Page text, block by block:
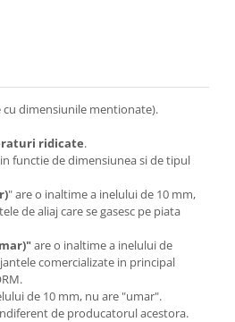
cu dimensiunile mentionate).
ridicate.
functie de dimensiunea si de tipul
" are o inaltime a inelului de 10 mm,
de aliaj care se gasesc pe piata
are o inaltime a inelului de
comercializate in principal
de 10 mm, nu are "umar".
de producatorul acestora.